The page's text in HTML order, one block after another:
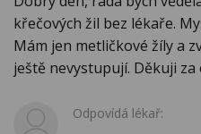
křečových žil bez lékaře.
Mám jen metličkové žíly a
ještě nevystupují. Děkuji za
Odpovídá lékař: